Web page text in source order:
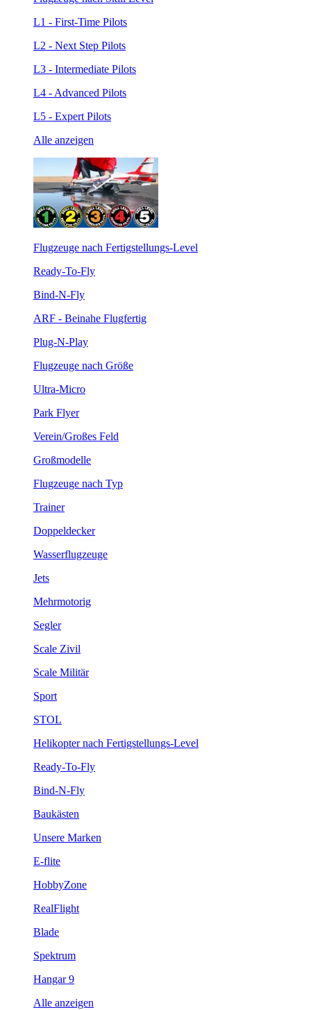
L1 - First-Time Pilots
L2 - Next Step Pilots
L3 - Intermediate Pilots
L4 - Advanced Pilots
L5 - Expert Pilots
Alle anzeigen
Flugzeuge nach Fertigstellungs-Level
Ready-To-Fly
Bind-N-Fly
ARF - Beinahe Flugfertig
Plug-N-Play
Flugzeuge nach Größe
Ultra-Micro
Park Flyer
Verein/Großes Feld
Großmodelle
Flugzeuge nach Typ
Trainer
Doppeldecker
Wasserflugzeuge
Jets
Mehrmotorig
Segler
Scale Zivil
Scale Militär
Sport
STOL
Helikopter nach Fertigstellungs-Level
Ready-To-Fly
Bind-N-Fly
Baukästen
Unsere Marken
E-flite
HobbyZone
RealFlight
Blade
Spektrum
Hangar 9
Alle anzeigen